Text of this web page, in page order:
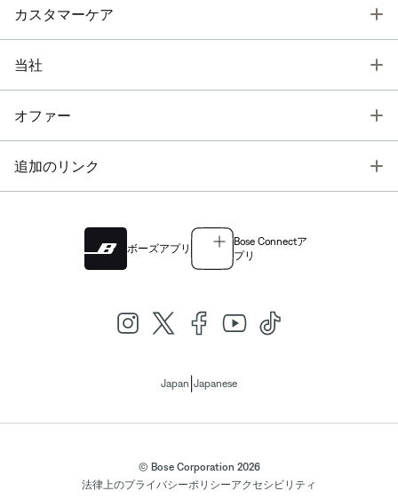
カスタマーケア
当社
オファー
追加のリンク
ボーズアプリ
Bose Connectア
プリ
Japan Japanese
© Bose Corporation 2026
法律上のプライバシーポリシーアクセシビリティ